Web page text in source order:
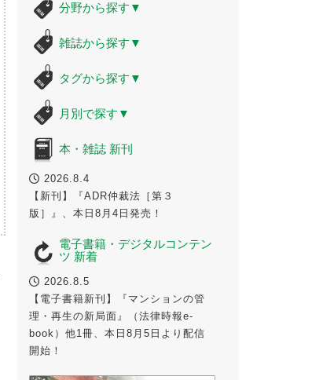
分野から探す ▼
雑誌から探す ▼
タグから探す ▼
月別で探す ▼
本・雑誌 新刊
2026.8.4
【新刊】『ADR仲裁法［第３
版］』、本日8月4日発売！
電子書籍・デジタルコンテン
ツ 新着
2026.8.5
【電子書籍新刊】『マンションの管
理・再生の新局面』（法律時報e-
book）他1冊、本日8月5日より配信
開始！